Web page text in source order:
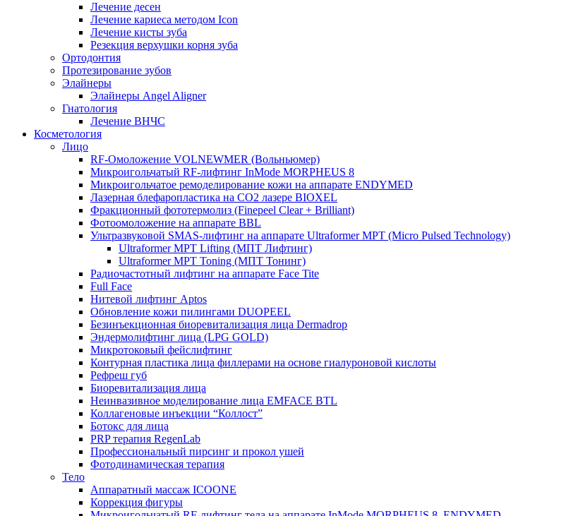
Лечение десен
Лечение кариеса методом Icon
Лечение кисты зуба
Резекция верхушки корня зуба
Ортодонтия
Протезирование зубов
Элайнеры
Элайнеры Angel Aligner
Гнатология
Лечение ВНЧС
Косметология
Лицо
RF-Омоложение VOLNEWMER (Вольньюмер)
Микроигольчатый RF-лифтинг InMode MORPHEUS 8
Микроигольчатое ремоделирование кожи на аппарате ENDYMED
Лазерная блефаропластика на CO2 лазере BIOXEL
Фракционный фототермолиз (Finepeel Clear + Brilliant)
Фотоомоложение на аппарате BBL
Ультразвуковой SMAS-лифтинг на аппарате Ultraformer MPT (Micro Pulsed Technology)
Ultraformer MPT Lifting (МПТ Лифтинг)
Ultraformer MPT Toning (МПТ Тонинг)
Радиочастотный лифтинг на аппарате Face Tite
Full Face
Нитевой лифтинг Aptos
Обновление кожи пилингами DUOPEEL
Безинъекционная биоревитализация лица Dermadrop
Эндермолифтинг лица (LPG GOLD)
Микротоковый фейслифтинг
Контурная пластика лица филлерами на основе гиалуроновой кислоты
Рефреш губ
Биоревитализация лица
Неинвазивное моделирование лица EMFACE BTL
Коллагеновые инъекции “Коллост”
Ботокс для лица
PRP терапия RegenLab
Профессиональный пирсинг и прокол ушей
Фотодинамическая терапия
Тело
Аппаратный массаж ICOONE
Коррекция фигуры